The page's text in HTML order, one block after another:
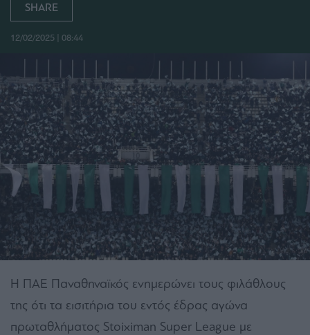
SHARE
12/02/2025 | 08:44
Η ΠΑΕ Παναθηναϊκός ενημερώνει τους φιλάθλους
της ότι τα εισιτήρια του εντός έδρας αγώνα
πρωταθλήματος Stoiximan Super League με